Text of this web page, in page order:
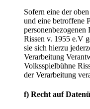
Sofern eine der
und eine betroffene
Rissen v. 1955 e.V
sie sich hierzu
Verarbeitung
Volksspielbühne
der Verarbeitung
f) Recht auf